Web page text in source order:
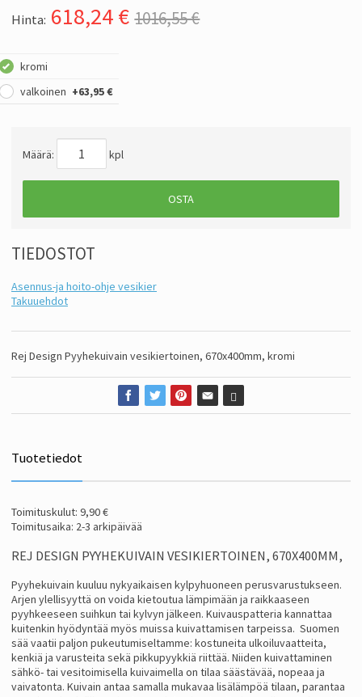
Hinta: 618,24€ 1016,55 €
kromi
valkoinen +63,95 €
Määrä: kpl
OSTA
TIEDOSTOT
Asennus-ja hoito-ohje vesikier
Takuuehdot
Rej Design Pyyhekuivain vesikiertoinen, 670x400mm, kromi
Tuotetiedot
Toimituskulut: 9,90 €
Toimitusaika: 2-3 arkipäivää
REJ DESIGN PYYHEKUIVAIN VESIKIERTOINEN, 670X400MM,
Pyyhekuivain kuuluu nykyaikaisen kylpyhuoneen perusvarustukseen.
Arjen ylellisyyttä on voida kietoutua lämpimään ja raikkaaseen
pyyhkeeseen suihkun tai kylvyn jälkeen. Kuivauspatteria kannattaa
kuitenkin hyödyntää myös muissa kuivattamisen tarpeissa. Suomen
sää vaatii paljon pukeutumiseltamme: kostuneita ulkoiluvaatteita,
kenkiä ja varusteita sekä pikkupyykkiä riittää. Niiden kuivattaminen
sähkö- tai vesitoimisella kuivaimella on tilaa säästävää, nopeaa ja
vaivatonta. Kuivain antaa samalla mukavaa lisälämpöä tilaan, parantaa